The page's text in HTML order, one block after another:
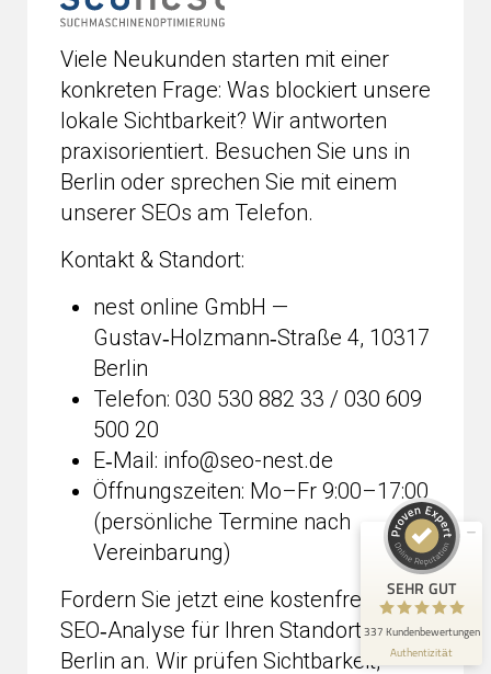
Viele Neukunden starten mit einer
konkreten Frage: Was blockiert unsere
lokale Sichtbarkeit? Wir antworten
praxisorientiert. Besuchen Sie uns in
Berlin oder sprechen Sie mit einem
unserer SEOs am Telefon.
Kontakt & Standort:
nest online GmbH —
Gustav‑Holzmann‑Straße 4, 10317
Berlin
Telefon: 030 530 882 33 / 030 609
500 20
E‑Mail: info@seo-nest.de
Öffnungszeiten: Mo–Fr 9:00–17:00
(persönliche Termine nach
Vereinbarung)
Fordern Sie jetzt eine kostenfreie
SEO‑Analyse für Ihren Standort in
Berlin an. Wir prüfen Sichtbarkeit,
SEHR GUT
337 Kundenbewertungen
Authentizität
4,91 / 5,00
198
Bewertungen auf
ProvenExpert.com
139
Bewertungen von 3
Blick aufs ProvenExpert-Profil werfen
3.8.2026